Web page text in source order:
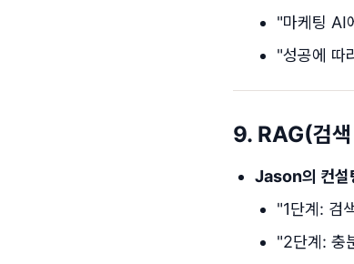
"마케팅 AI
"성공에 따
9. RAG(검색
Jason의 컨설
"1단계: 검
"2단계: 충